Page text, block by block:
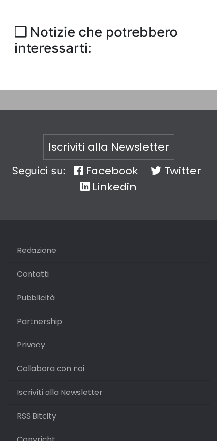
Notizie che potrebbero
interessarti:
Iscriviti alla Newsletter
Seguici su: Facebook
Twitter
Linkedin
Redazione
Contatti
Pubblicità
Partnership
Privacy
Collabora con noi
Iscriviti alla Newsletter
RSS Bitcity